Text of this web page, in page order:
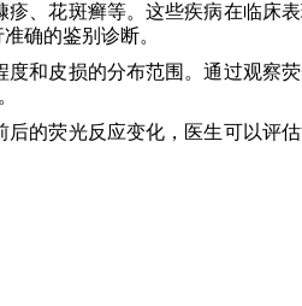
疹、花斑癣等。这些疾病在临床
确的鉴别诊断。
度和皮损的分布范围。通过观察
后的荧光反应变化，医生可以评